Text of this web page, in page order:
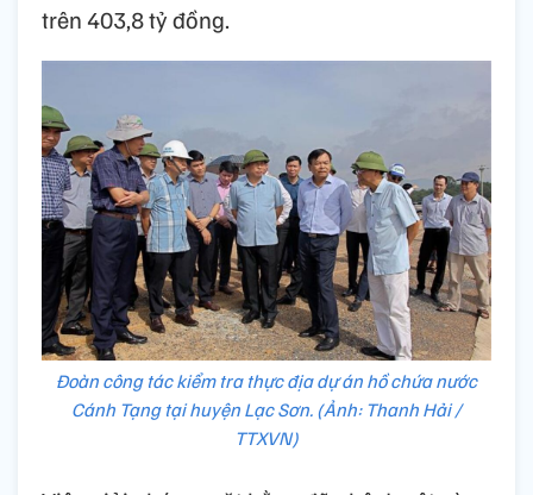
trên 403,8 tỷ đồng.
Đoàn công tác kiểm tra thực địa dự án hồ chứa nước
Cánh Tạng tại huyện Lạc Sơn. (Ảnh: Thanh Hải /
TTXVN)